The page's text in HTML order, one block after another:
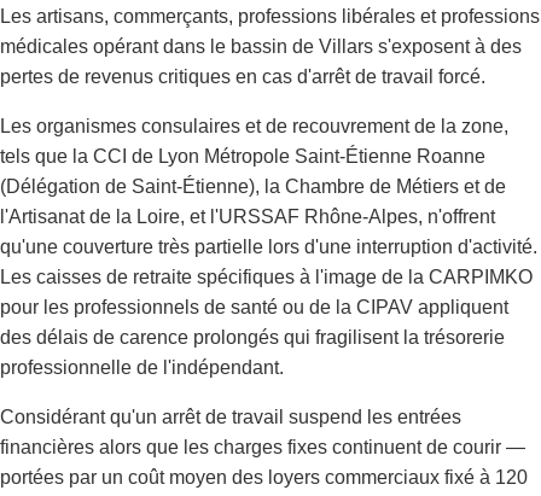
Les artisans, commerçants, professions libérales et professions
médicales opérant dans le bassin de Villars s'exposent à des
pertes de revenus critiques en cas d'arrêt de travail forcé.
Les organismes consulaires et de recouvrement de la zone,
tels que la CCI de Lyon Métropole Saint-Étienne Roanne
(Délégation de Saint-Étienne), la Chambre de Métiers et de
l'Artisanat de la Loire, et l'URSSAF Rhône-Alpes, n'offrent
qu'une couverture très partielle lors d'une interruption d'activité.
Les caisses de retraite spécifiques à l'image de la CARPIMKO
pour les professionnels de santé ou de la CIPAV appliquent
des délais de carence prolongés qui fragilisent la trésorerie
professionnelle de l'indépendant.
Considérant qu'un arrêt de travail suspend les entrées
financières alors que les charges fixes continuent de courir —
portées par un coût moyen des loyers commerciaux fixé à 120